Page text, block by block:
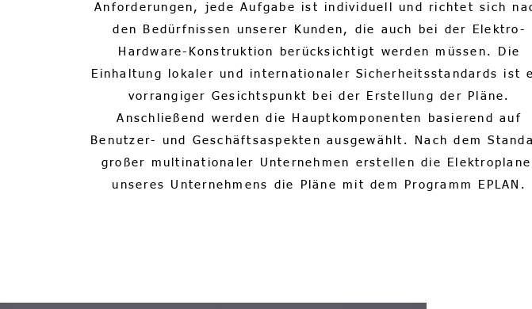
Anforderungen, jede Aufgabe ist individuell und richtet sich
den Bedürfnissen unserer Kunden, die auch bei der Elektro-
Hardware-Konstruktion berücksichtigt werden müssen. Die
Einhaltung lokaler und internationaler Sicherheitsstandards ist
vorrangiger Gesichtspunkt bei der Erstellung der Pläne.
Anschließend werden die Hauptkomponenten basierend auf
Benutzer- und Geschäftsaspekten ausgewählt. Nach dem
großer multinationaler Unternehmen erstellen die
unseres Unternehmens die Pläne mit dem Programm EPLAN.